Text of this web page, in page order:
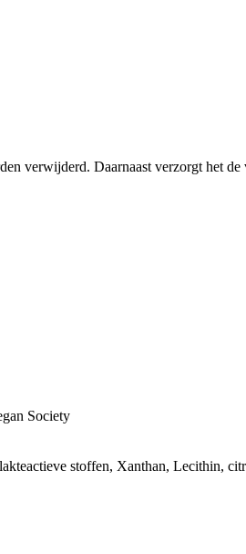
verwijderd. Daarnaast verzorgt het
Society
stoffen, Xanthan, Lecithin,